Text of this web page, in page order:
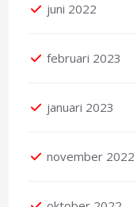
juni 2022
februari 2023
januari 2023
november 2022